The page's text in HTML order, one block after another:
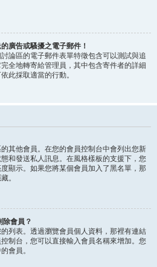
廣告或騷擾之電子郵件！
論區的電子郵件表單特徵包含可以測試與追
全地轉寄給管理員，其中包含寄件者的詳細
此採取適當的行動。
其他會員。在您的會員控制台中會列出您新
和發送私人訊息。在風格樣板的支援下，您
顯示。如果您將某個會員加入了黑名單，那
。
除會員？
列表。透過瀏覽會員個人資料，那裡有連結
制台，您可以直接輸入會員名稱來增加。您
會員。